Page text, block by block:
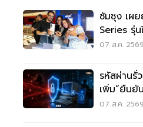
ซัมซุง เผ
Series รุ่
เกาหลีใต้แ
07 ส.ค.
รหัสผ่านรั่
เพิ่ม“ยืนยั
เดิม ไม่ต้อ
07 ส.ค.